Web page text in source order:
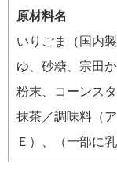
原材料名
いりごま（国内
ゆ、砂糖、宗田
粉末、コーンス
抹茶／調味料（
Ｅ）、（一部に